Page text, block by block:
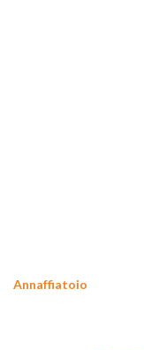
Annaffiatoio